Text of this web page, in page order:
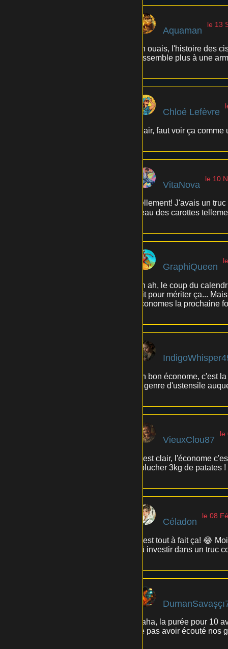
Aquaman
le 13
Ah ouais, l'histoire des
ressemble plus à une
Chloé Lefèvre
Clair, faut voir ça
VitaNova
le 10
Tellement! J'avais un
peau des carottes
GraphiQueen
Ah ah, le coup du
fait pour mériter ça...
économes la prochaine
Un bon économe, c'est
le genre d'ustensile
VieuxClou87
le
C'est clair, l'économe
éplucher 3kg de patates
Céladon
le 08
C'est tout à fait ça! 😂
dû investir dans un truc
Haha, la purée pour 10
de pas avoir écouté nos